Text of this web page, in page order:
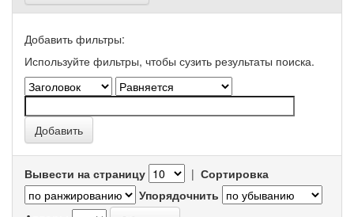
Добавить фильтры:
Используйте фильтры, чтобы сузить результаты поиска.
Вывести на страницу | Сортировка
Упорядочнить